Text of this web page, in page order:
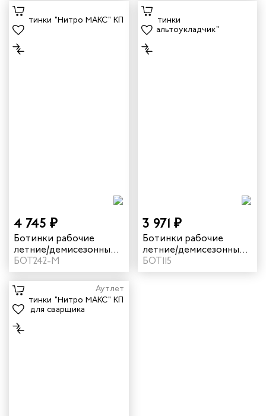
4 745 ₽
Ботинки рабочие
летние/демисезонные
"Нитро МАКС" с КП
КЩС цвет черный
БОТ242-М
3 971 ₽
Ботинки рабочие
летние/демисезонные
"Асфальтоукладчик"
цвет черный
БОТ115
Аутлет